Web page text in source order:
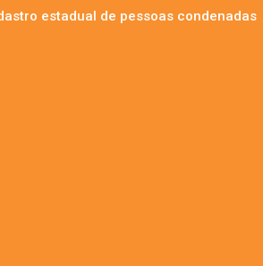
estadual de pessoas condenadas